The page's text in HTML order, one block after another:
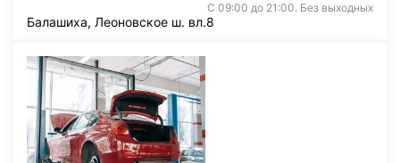
С 09:00 до 21:00. Без выходных
Балашиха, Леоновское ш. вл.8